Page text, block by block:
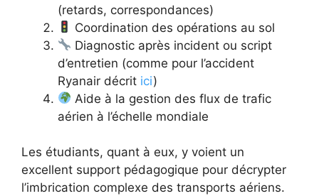
(retards, correspondances)
Coordination des opérations au sol
Diagnostic après incident ou script
d’entretien (comme pour l’accident
Ryanair décrit ici)
Aide à la gestion des flux de trafic
aérien à l’échelle mondiale
Les étudiants, quant à eux, y voient un
excellent support pédagogique pour décrypter
l’imbrication complexe des transports aériens.